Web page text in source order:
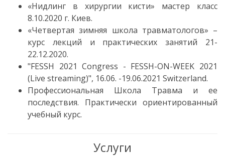
«Нидлинг в хирургии кисти» мастер класс
8.10.2020 г. Киев.
«Четвертая зимняя школа травматологов» –
курс лекций и практических занятий 21-
22.12.2020.
"FESSH 2021 Congress - FESSH-ON-WEEK 2021
(Live streaming)", 16.06. -19.06.2021 Switzerland.
Профессиональная Школа Травма и ее
последствия. Практически ориентированный
учебный курс.
Услуги